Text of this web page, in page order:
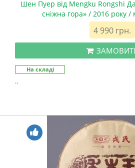
Шен Пуер від Mengku Rongshi
сніжна гора» / 2016 року /
4 990 грн.
На складі
..